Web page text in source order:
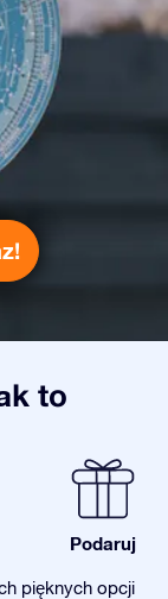
to
Podaruj
pięknych opcji